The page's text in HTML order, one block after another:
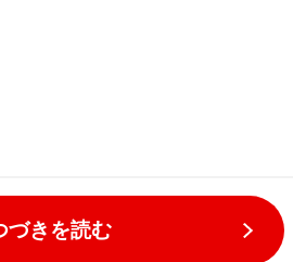
づきを読む